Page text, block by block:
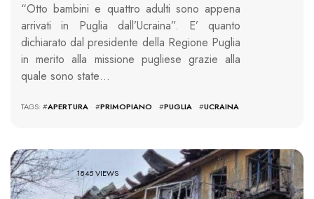
“Otto bambini e quattro adulti sono appena
arrivati in Puglia dall’Ucraina”. E’ quanto
dichiarato dal presidente della Regione Puglia
in merito alla missione pugliese grazie alla
quale sono state…
TAGS: #APERTURA #PRIMOPIANO #PUGLIA #UCRAINA
1845 VIEWS